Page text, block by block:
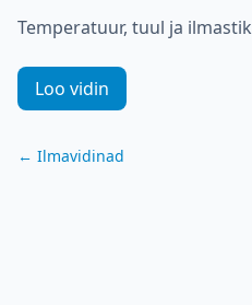
Temperatuur, tuul ja
Loo vidin
← Ilmavidinad